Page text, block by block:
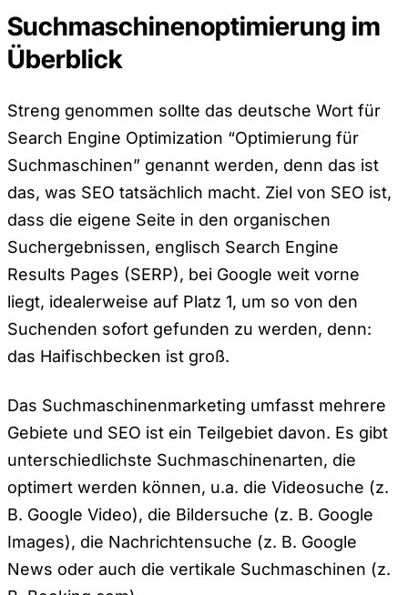
Suchmaschinenoptimierung im
Überblick
Streng genommen sollte das deutsche Wort für
Search Engine Optimization “Optimierung für
Suchmaschinen” genannt werden, denn das ist
das, was SEO tatsächlich macht. Ziel von SEO ist,
dass die eigene Seite in den organischen
Suchergebnissen, englisch Search Engine
Results Pages (SERP), bei Google weit vorne
liegt, idealerweise auf Platz 1, um so von den
Suchenden sofort gefunden zu werden, denn:
das Haifischbecken ist groß.
Das Suchmaschinenmarketing umfasst mehrere
Gebiete und SEO ist ein Teilgebiet davon. Es gibt
unterschiedlichste Suchmaschinenarten, die
optimert werden können, u.a. die Videosuche (z.
B. Google Video), die Bildersuche (z. B. Google
Images), die Nachrichtensuche (z. B. Google
News oder auch die vertikale Suchmaschinen (z.